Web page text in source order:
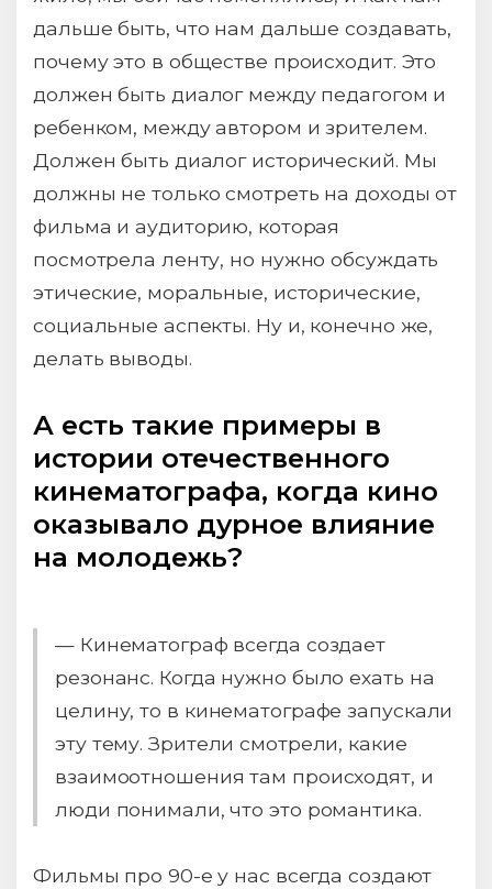
дальше быть, что нам дальше создавать,
почему это в обществе происходит. Это
должен быть диалог между педагогом и
ребенком, между автором и зрителем.
Должен быть диалог исторический. Мы
должны не только смотреть на доходы от
фильма и аудиторию, которая
посмотрела ленту, но нужно обсуждать
этические, моральные, исторические,
социальные аспекты. Ну и, конечно же,
делать выводы.
А есть такие примеры в
истории отечественного
кинематографа, когда кино
оказывало дурное влияние
на молодежь?
— Кинематограф всегда создает
резонанс. Когда нужно было ехать на
целину, то в кинематографе запускали
эту тему. Зрители смотрели, какие
взаимоотношения там происходят, и
люди понимали, что это романтика.
Фильмы про 90-е у нас всегда создают